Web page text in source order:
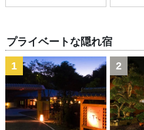
プライベートな隠れ宿
1 2